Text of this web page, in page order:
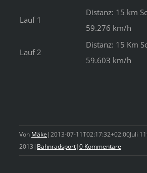
Lauf 1
Distanz: 15 km
59.276 km/h
Lauf 2
Distanz: 15 Km
59.603 km/h
Von Mäke |2013-07-11T02:17:32+02:00Juli
2013 | Bahnradsport|0 Kommentare